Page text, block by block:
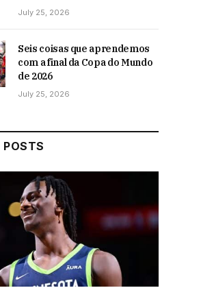
July 25, 2026
Seis coisas que aprendemos
com a final da Copa do Mundo
de 2026
July 25, 2026